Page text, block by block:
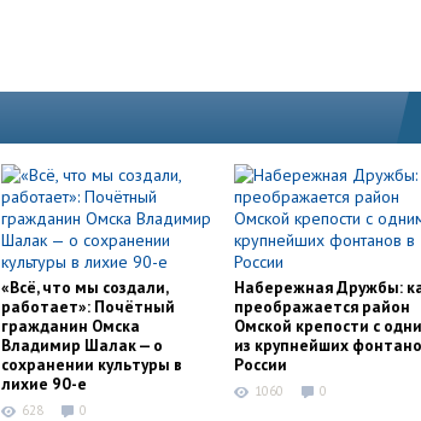
«Всё, что мы создали,
работает»: Почётный
гражданин Омска
Владимир Шалак — о
сохранении культуры в
лихие 90-е
628 0
Набережная Дружбы:
преображается район
Омской крепости с
из крупнейших
России
1060 0